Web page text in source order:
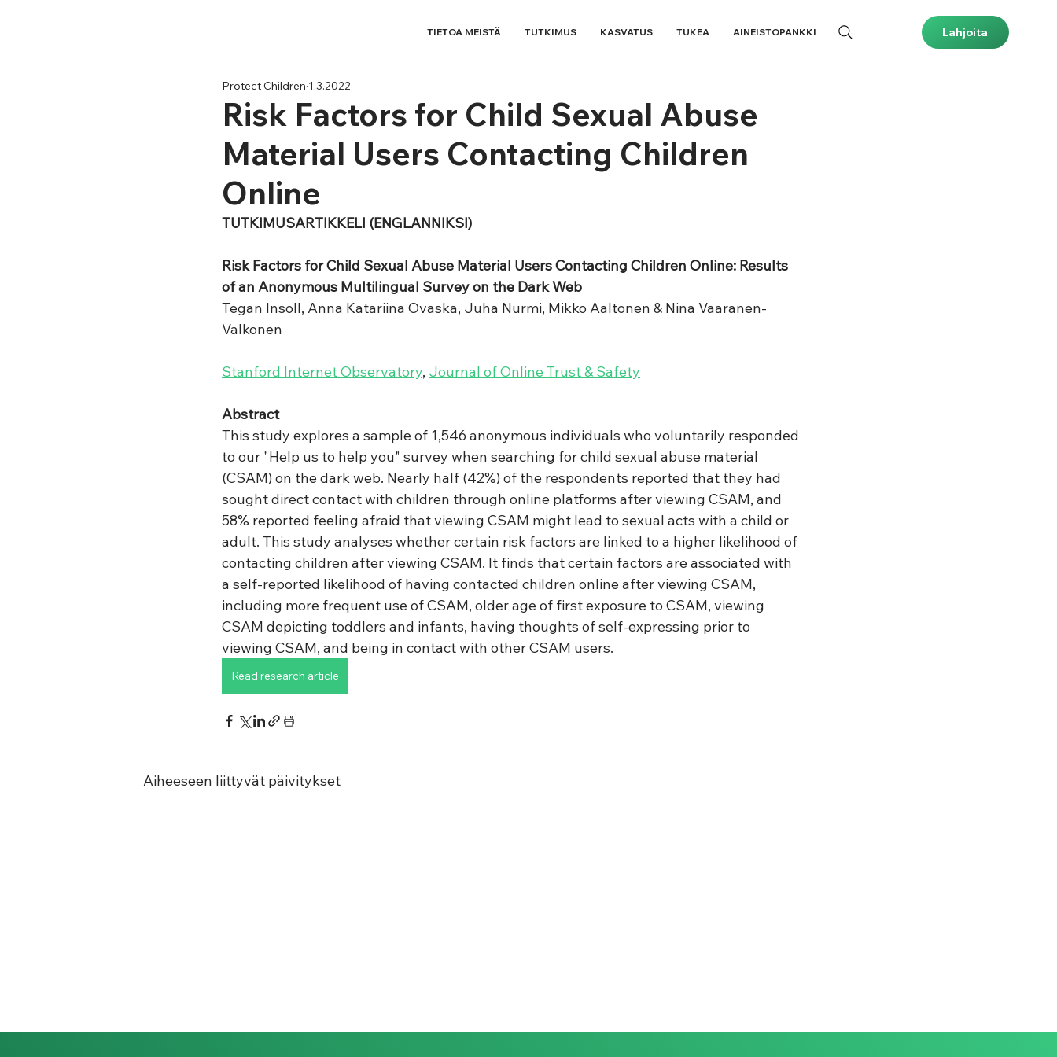
TIETOA MEISTÄ TUTKIMUS KASVATUS TUKEA AINEISTOPANKKI Lahjoita
Risk Factors for Child Sexual Abuse
Material Users Contacting Children
Online
Protect Children 1.3.2022
TUTKIMUSARTIKKELI (ENGLANNIKSI)
Risk Factors for Child Sexual Abuse Material Users Contacting Children Online: Results
of an Anonymous Multilingual Survey on the Dark Web
Tegan Insoll, Anna Katariina Ovaska, Juha Nurmi, Mikko Aaltonen & Nina Vaaranen-
Valkonen
Stanford Internet Observatory, Journal of Online Trust & Safety
Abstract
This study explores a sample of 1,546 anonymous individuals who voluntarily responded
to our "Help us to help you" survey when searching for child sexual abuse material
(CSAM) on the dark web. Nearly half (42%) of the respondents reported that they had
sought direct contact with children through online platforms after viewing CSAM, and
58% reported feeling afraid that viewing CSAM might lead to sexual acts with a child or
adult. This study analyses whether certain risk factors are linked to a higher likelihood of
contacting children after viewing CSAM. It finds that certain factors are associated with
a self-reported likelihood of having contacted children online after viewing CSAM,
including more frequent use of CSAM, older age of first exposure to CSAM, viewing
CSAM depicting toddlers and infants, having thoughts of self-expressing prior to
viewing CSAM, and being in contact with other CSAM users.
Read research article
Aiheeseen liittyvät päivitykset